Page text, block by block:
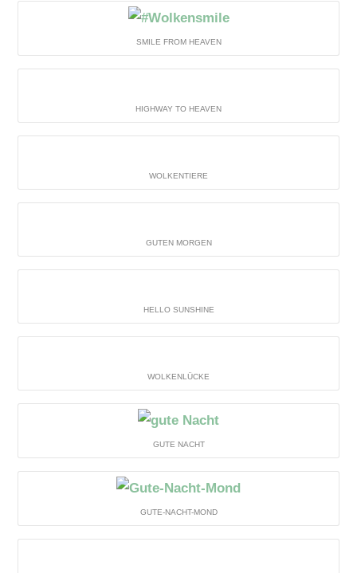
SMILE FROM HEAVEN
HIGHWAY TO HEAVEN
WOLKENTIERE
GUTEN MORGEN
HELLO SUNSHINE
WOLKENLÜCKE
GUTE NACHT
GUTE-NACHT-MOND